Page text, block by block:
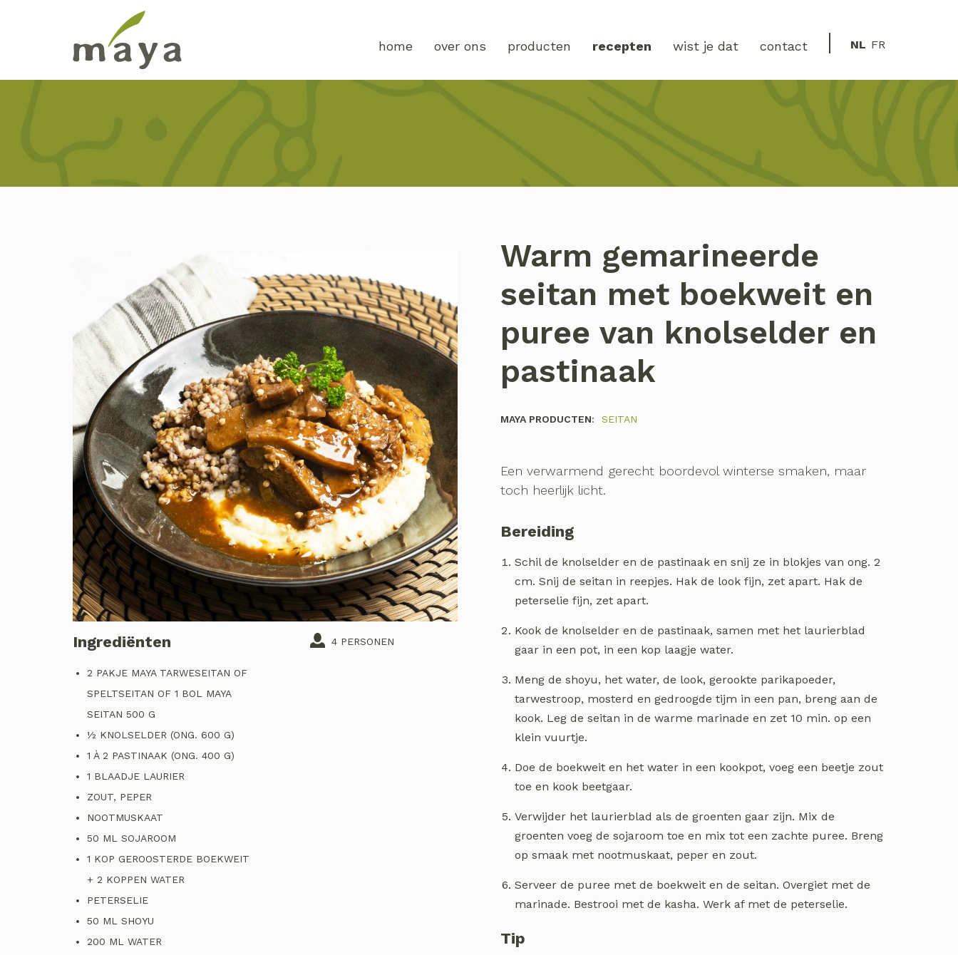
home over ons producten recepten wist je dat contact NL FR
Ingrediënten
2 PAKJE MAYA TARWESEITAN OF
SPELTSEITAN OF 1 BOL MAYA
SEITAN 500 G
½ KNOLSELDER (ONG. 600 G)
1 À 2 PASTINAAK (ONG. 400 G)
1 BLAADJE LAURIER
ZOUT, PEPER
NOOTMUSKAAT
50 ML SOJAROOM
1 KOP GEROOSTERDE BOEKWEIT
+ 2 KOPPEN WATER
PETERSELIE
50 ML SHOYU
200 ML WATER
4 PERSONEN
Warm gemarineerde
seitan met boekweit en
puree van knolselder en
pastinaak
MAYA PRODUCTEN: SEITAN
Een verwarmend gerecht boordevol winterse smaken, maar
toch heerlijk licht.
Bereiding
Schil de knolselder en de pastinaak en snij ze in blokjes van ong. 2
cm. Snij de seitan in reepjes. Hak de look fijn, zet apart. Hak de
peterselie fijn, zet apart.
Kook de knolselder en de pastinaak, samen met het laurierblad
gaar in een pot, in een kop laagje water.
Meng de shoyu, het water, de look, gerookte parikapoeder,
tarwestroop, mosterd en gedroogde tijm in een pan, breng aan de
kook. Leg de seitan in de warme marinade en zet 10 min. op een
klein vuurtje.
Doe de boekweit en het water in een kookpot, voeg een beetje zout
toe en kook beetgaar.
Verwijder het laurierblad als de groenten gaar zijn. Mix de
groenten voeg de sojaroom toe en mix tot een zachte puree. Breng
op smaak met nootmuskaat, peper en zout.
Serveer de puree met de boekweit en de seitan. Overgiet met de
marinade. Bestrooi met de kasha. Werk af met de peterselie.
Tip